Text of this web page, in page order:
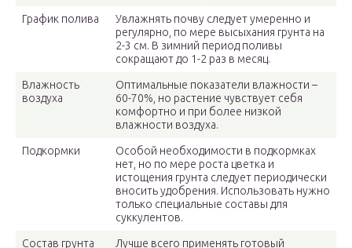
График полива
Увлажнять почву следует умеренно и
регулярно, по мере высыхания грунта на
2-3 см. В зимний период поливы
сокращают до 1-2 раз в месяц.
Влажность
воздуха
Оптимальные показатели влажности –
60-70%, но растение чувствует себя
комфортно и при более низкой
влажности воздуха.
Подкормки
Особой необходимости в подкормках
нет, но по мере роста цветка и
истощения грунта следует периодически
вносить удобрения. Использовать нужно
только специальные составы для
суккулентов.
Состав грунта Лучше всего применять готовый